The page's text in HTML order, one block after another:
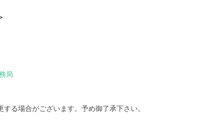
局
る場合がございます。予め御了承下さい。